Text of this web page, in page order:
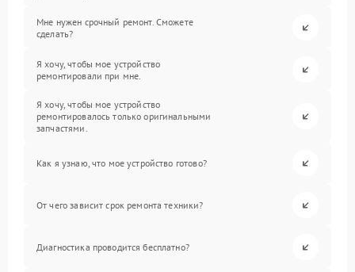
Мне нужен срочный ремонт. Сможете
сделать?
Я хочу, чтобы мое устройство
ремонтировали при мне.
Я хочу, чтобы мое устройство
ремонтировалось только оригинальными
запчастями.
Как я узнаю, что мое устройство готово?
От чего зависит срок ремонта техники?
Диагностика проводится бесплатно?